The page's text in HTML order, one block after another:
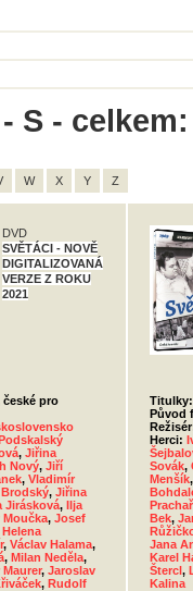
S -
W X Y Z
DVD
SVĚTÁCI - NOVĚ
DIGITALIZOVANÁ
VERZE Z ROKU
2021
pro
, Jiřina
Nový, Jiří
, Vladimír
, Jiřina
Jirásková, Ilja
Moučka, Josef
Helena
, Václav Halama,
, Milan Neděla,
, Jaroslav
, Rudolf
Původ
Herci:
Sovák,
Menšík,
Prachař
Bek,
Jana
Karel
Štercl,
Kalina